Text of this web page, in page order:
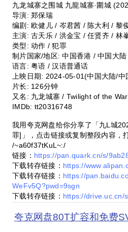
九龙城寨之围城 九龍城寨·圍城
导演: 郑保瑞
编剧: 欧健儿 / 岑君茜 / 陈大利 / 黎
主演: 古天乐 / 洪金宝 / 任贤齐 / 林
类型: 动作 / 犯罪
制片国家/地区: 中国香港 / 中国大陆
语言: 粤语 / 汉语普通话
上映日期: 2024-05-01(中国大陆/中
片长: 126分钟
又名: 九龙城寨 / Twilight of the
IMDb: tt20316748
我用夸克网盘给你分享了「九L城
罪]」，点击链接或复制整段内容，
/~a60f37tKuL~:/
链接： https://pan.quark.cn/s/
下载转存链接： https://
下载转存链接： https://
WeFv5Q?pwd=9sgn
下载转存链接： https://drive.uc.cn/
夸克网盘80T扩容和免费